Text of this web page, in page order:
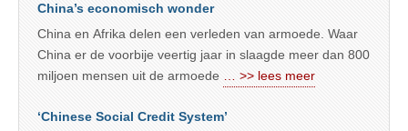
China’s economisch wonder
China en Afrika delen een verleden van armoede. Waar
China er de voorbije veertig jaar in slaagde meer dan 800
miljoen mensen uit de armoede
… >> lees meer
‘Chinese Social Credit System’